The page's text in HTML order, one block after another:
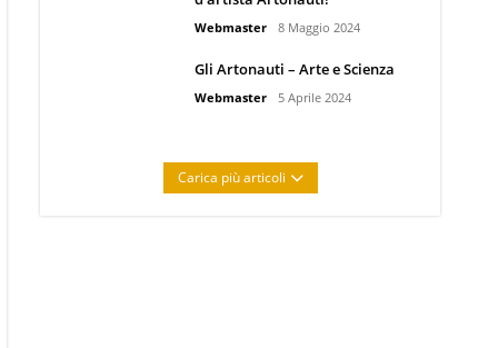
Webmaster 8 Maggio 2024
Gli Artonauti – Arte e Scienza
Webmaster 5 Aprile 2024
Carica più articoli